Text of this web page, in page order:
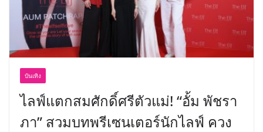
บันเทิง
ไลฟ์แตกสมศักดิ์ศรีตัวแม่! “อั้ม พัชรา
ภา” สวมบทพรีเซนเตอร์นักไลฟ์ ควง